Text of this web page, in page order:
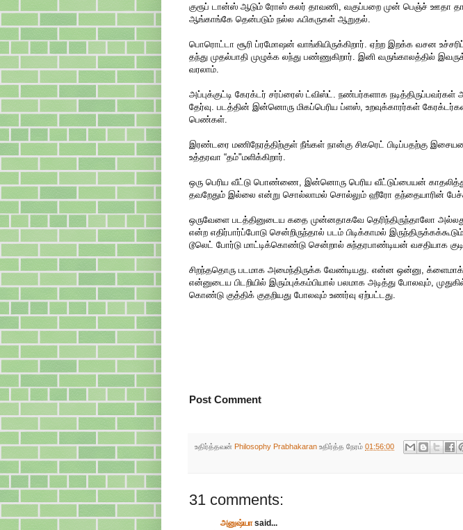
குரூப் டான்ஸ் ஆடும் ரோஸ் கலர் தாவணி, வகுப்பறை முன் பெஞ்ச் ஊதா
ஆங்காங்கே தென்படும் நல்ல ஃபிகருகள் ஆறுதல்.
பொரொட்டா சூரி ப்ரமோஷன் வாங்கியிருக்கிறார். ஏற்ற இறக்க வசன
தந்து முதல்பாதி முழுக்க லந்து பண்ணுகிறார். இனி வருங்காலத்தில்
வரலாம்.
அப்புக்குட்டி கேரக்டர் சர்ப்ரைஸ் ட்விஸ்ட். நண்பர்களாக நடித்திருப்பவர்கள்
தேர்வு. படத்தின் இன்னொரு மிகப்பெரிய ப்ளஸ், உறவுக்காரர்கள்
பெண்கள்.
இரண்டரை மணிநேரத்திற்குள் நீங்கள் நான்கு சிகரெட் பிடிப்பதற்கு
உத்தரவா “தம்"மளிக்கிறார்.
ஒரு பெரிய வீட்டு பொண்ணை, இன்னொரு பெரிய வீட்டுப்பையன்
தவறேதும் இல்லை என்று சொல்லாமல் சொல்லும் ஹீரோ தந்தையாரின் பேச்சு
ஒருவேளை படத்தினுடைய கதை முன்னதாகவே தெரிந்திருந்தாலோ அல்லது
என்ற எதிர்பார்ப்போடு சென்றிருந்தால் படம் பிடிக்காமல்
டூலெட் போர்டு மாட்டிக்கொண்டு சென்றால் சுந்தரபாண்டியன் வசதியாக
சிறந்ததொரு படமாக அமைந்திருக்க வேண்டியது. என்ன ஒன்னு,
என்னுடைய பிடறியில் இரும்புக்கம்பியால் பலமாக அடித்து போலவும்,
கொண்டு குத்திக் குதறியது போலவும் உணர்வு ஏற்பட்டது.
Post Comment
உதிர்த்தவன் Philosophy Prabhakaran உதிர்த்த நேரம் 01:56:00
31 comments:
அனுஷ்யாsaid...